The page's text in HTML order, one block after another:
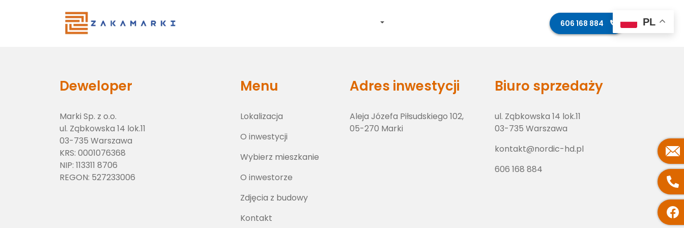
606 168 884
Deweloper
Marki Sp. z o.o.
ul. Ząbkowska 14 lok.11
03-735 Warszawa
KRS: 0001076368
NIP: 113311 8706
REGON: 527233006
Menu
Lokalizacja
O inwestycji
Wybierz mieszkanie
O inwestorze
Zdjęcia z budowy
Kontakt
Adres inwestycji
Aleja Józefa Piłsudskiego 102,
05-270 Marki
Biuro sprzedaży
ul. Ząbkowska 14 lok.11
03-735 Warszawa
kontakt@nordic-hd.pl
606 168 884
PL